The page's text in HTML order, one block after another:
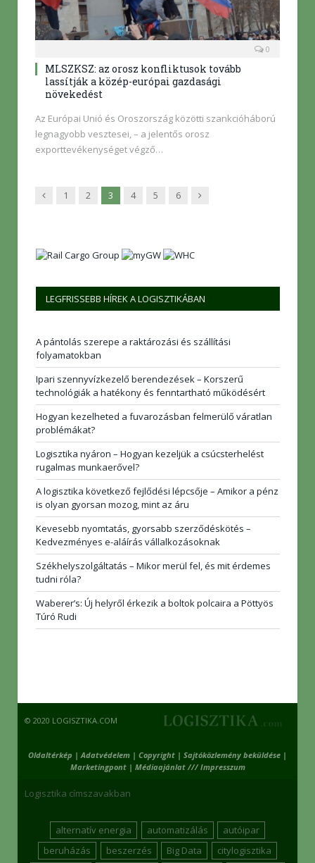
0
MLSZKSZ: az orosz konfliktusok tovább
lassítják a közép-európai gazdasági
növekedést
Az Európai Unió és Oroszország közötti szankcióháború
legnagyobb vesztesei, – a jelentős orosz
exporttevékenységet végző…
Előző1 2 3 4 5 6 Következő
LEGFRISSEBB HÍREK A LOGISZTIKÁBAN
A pántolás szerepe a raktározási és szállítási
folyamatokban
Ipari szennyvízkezelő berendezések – Korszerű
technológiák a hatékony és fenntartható működésért
Hogyan kezelheted a fuvarozásban felmerülő váratlan
problémákat?
Logisztika nyáron – Hogyan kezeljük a csúcsterhelést
rugalmas munkaerővel?
A logisztika következő fejlődési lépcsője – Amikor a pénz
is olyan gyorsan mozog, mint az áru
Kevesebb nyomtatás, gyorsabb szerződéskötés –
Kedvezményes e-aláírás vállalkozásoknak
Székhelyszolgáltatás – Mikor merül fel, és mit érdemes
tudni róla?
Waberer’s: Új helyről érkezik a boltok polcaira a Pöttyös
Túró Rudi
© 2020 LOGISZTIKA.COM
Oldaltérkép | Adatvédelem | Copyright | Sajtóközlemény beküldése |
Marketingpont| Médiaajánlat /// Impresszum
Logisztika címszavakban
alternatív energia automatizálás
autóipar
beruházás
beszerzés Big Data
citylogisztika